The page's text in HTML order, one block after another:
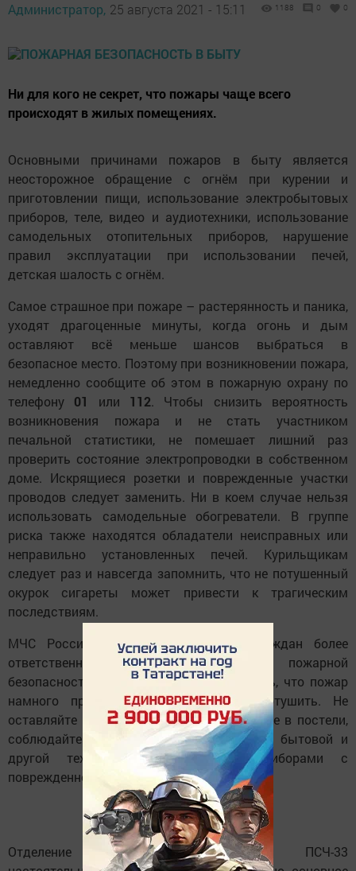
Администратор, 25 августа 2021 - 15:11 1188 0 0
Ни для кого не секрет, что пожары чаще всего
происходят в жилых помещениях.
Основными причинами пожаров в быту является
неосторожное обращение с огнём при курении и
приготовлении пищи, использование электробытовых
приборов, теле, видео и аудиотехники, использование
самодельных отопительных приборов, нарушение
правил эксплуатации при использовании печей,
детская шалость с огнём.
Самое страшное при пожаре – растерянность и паника,
уходят драгоценные минуты, когда огонь и дым
оставляют всё меньше шансов выбраться в
безопасное место. Поэтому при возникновении пожара,
немедленно сообщите об этом в пожарную охрану по
телефону 01 или 112. Чтобы снизить вероятность
возникновения пожара и не стать участником
печальной статистики, не помешает лишний раз
проверить состояние электропроводки в собственном
доме. Искрящиеся розетки и поврежденные участки
проводов следует заменить. Ни в коем случае нельзя
использовать самодельные обогреватели. В группе
риска также находятся обладатели неисправных или
неправильно установленных печей. Курильщикам
следует раз и навсегда запомнить, что не потушенный
окурок сигареты может привести к трагическим
последствиям.
МЧС России регулярно призывает граждан более
ответственно соблюдать правила пожарной
безопасности, быть бдительнее и помнить, что пожар
намного проще предотвратить, чем потушить. Не
оставляйте детей без присмотра, не курите в постели,
соблюдайте инструкции по эксплуатации бытовой и
другой техники, не пользуйтесь приборами с
поврежденной изоляцией электропроводов.
Отделение профилактики пожаров ПСЧ-33